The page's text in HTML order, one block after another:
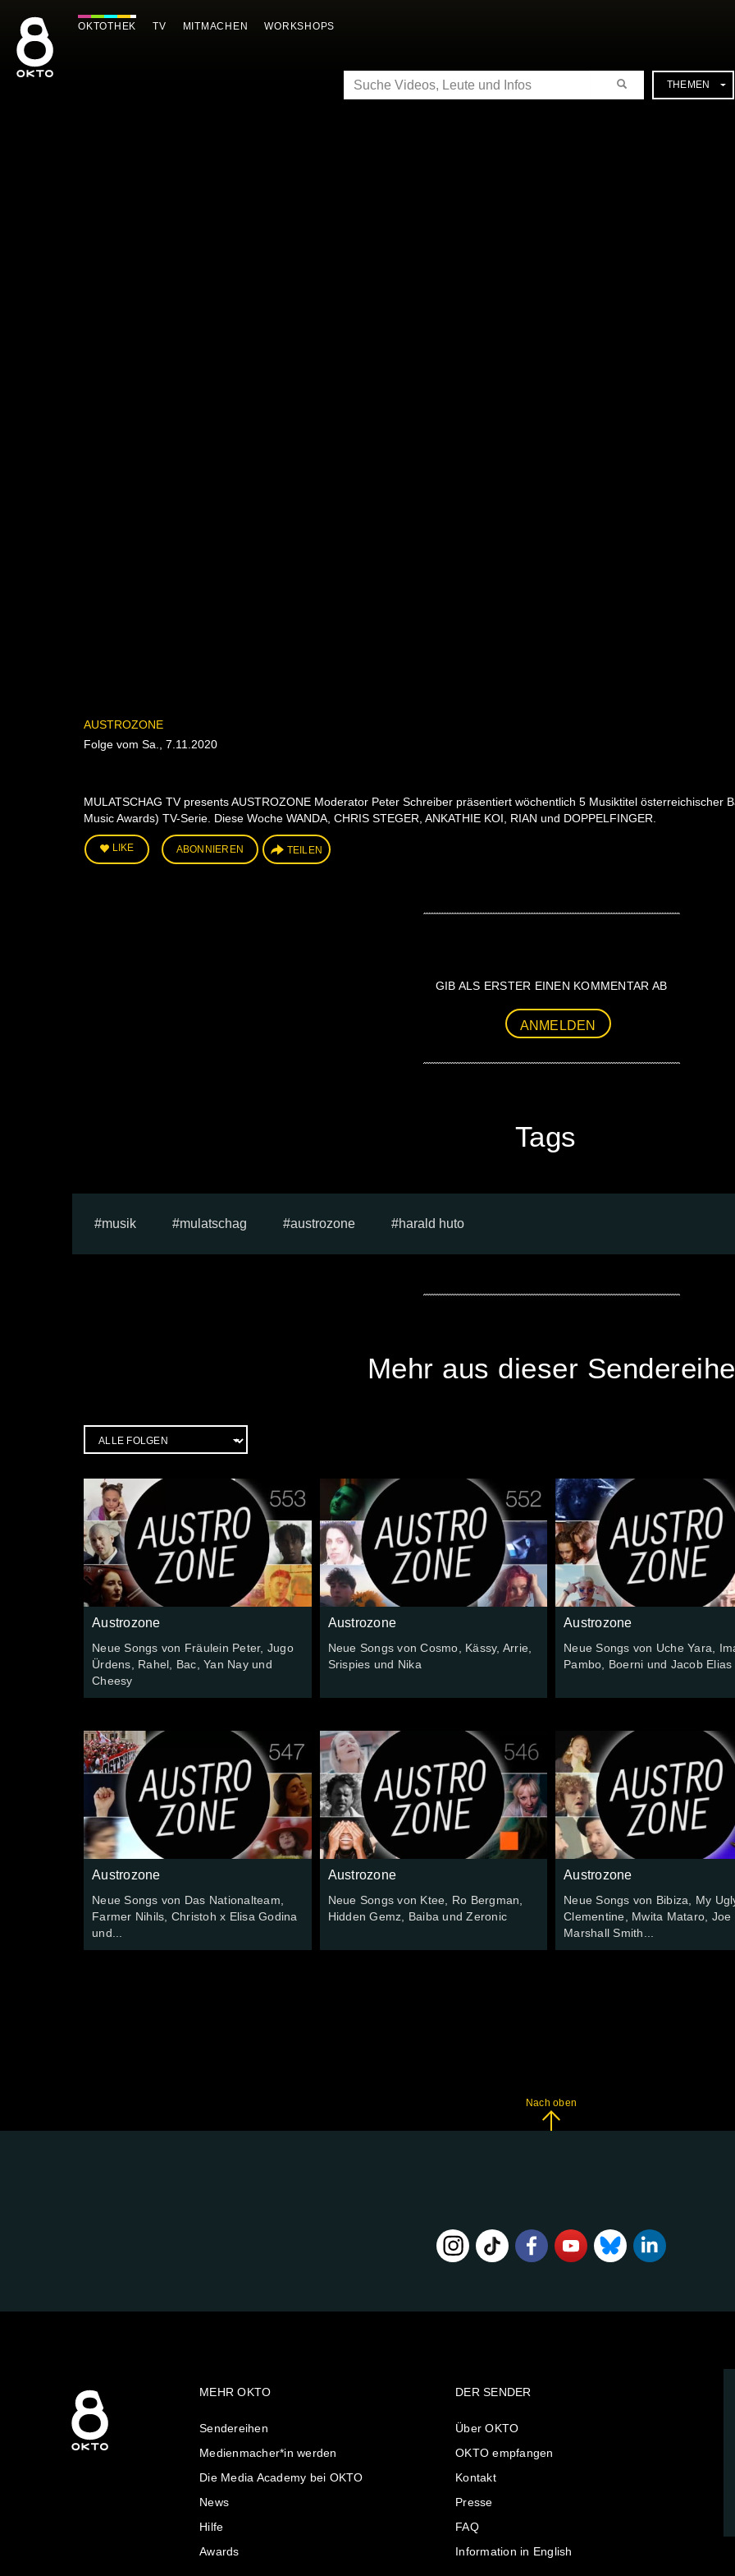
Inhalt
springen
OKTOTHEK TV MITMACHEN WORKSHOPS
SUCHE THEMEN
AUSTROZONE
Folge vom Sa., 7.11.2020
MULATSCHAG TV presents AUSTROZONE Moderator Peter Schreiber präsentiert wöchentlich 5 Musiktitel österreichischer
Music Awards) TV-Serie. Diese Woche WANDA, CHRIS STEGER, ANKATHIE KOI, RIAN und DOPPELFINGER.
LIKE ABONNIEREN TEILEN
GIB ALS ERSTER EINEN KOMMENTAR AB
ANMELDEN
Tags
musik mulatschag austrozone harald huto
Mehr aus dieser Sendereihe
Austrozone
Neue Songs von Fräulein Peter, Jugo
Ürdens, Rahel, Bac, Yan Nay und
Cheesy
Austrozone
Neue Songs von Cosmo, Kässy, Arrie,
Srispies und Nika
Austrozone
Neue Songs von Uche Yara,
Pambo, Boerni und Jacob Elias
Austrozone
Neue Songs von Das Nationalteam,
Farmer Nihils, Christoh x Elisa Godina
und...
Austrozone
Neue Songs von Ktee, Ro Bergman,
Hidden Gemz, Baiba und Zeronic
Austrozone
Neue Songs von Bibiza, My
Clementine, Mwita Mataro, Joe
Marshall Smith...
Nach oben
MEHR OKTO
Sendereihen
Medienmacher*in werden
Die Media Academy bei OKTO
News
Hilfe
Awards
DER SENDER
Über OKTO
OKTO empfangen
Kontakt
Presse
FAQ
Information in English